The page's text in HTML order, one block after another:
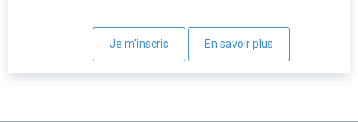
Je m'inscris En savoir plus